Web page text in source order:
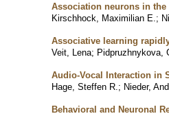
Association neurons in
Kirschhock, Maximilian E. ;
Associative learning
Veit, Lena; Pidpruzhnykova,
Audio-Vocal Interaction in
Hage, Steffen R. ; Nieder,
Behavioral and Neuronal